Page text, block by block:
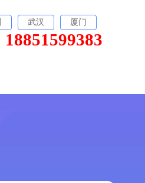
武汉 厦门
18851599383